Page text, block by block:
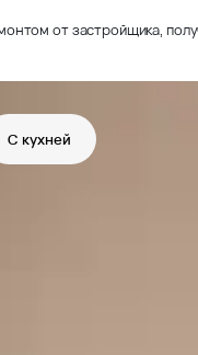
от застройщика,
С кухней